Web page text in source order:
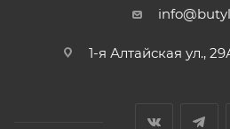
1-я Алтайская ул.,